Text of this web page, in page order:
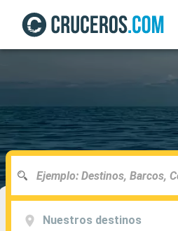
Nuestros destinos